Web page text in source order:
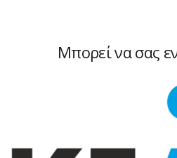
Μπορεί να σας